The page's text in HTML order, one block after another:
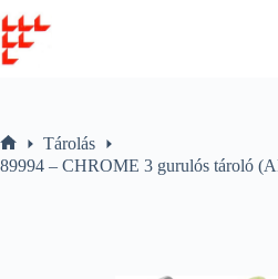
to
content
Home
Tárolás
89994 – CHROME 3 gurulós tároló